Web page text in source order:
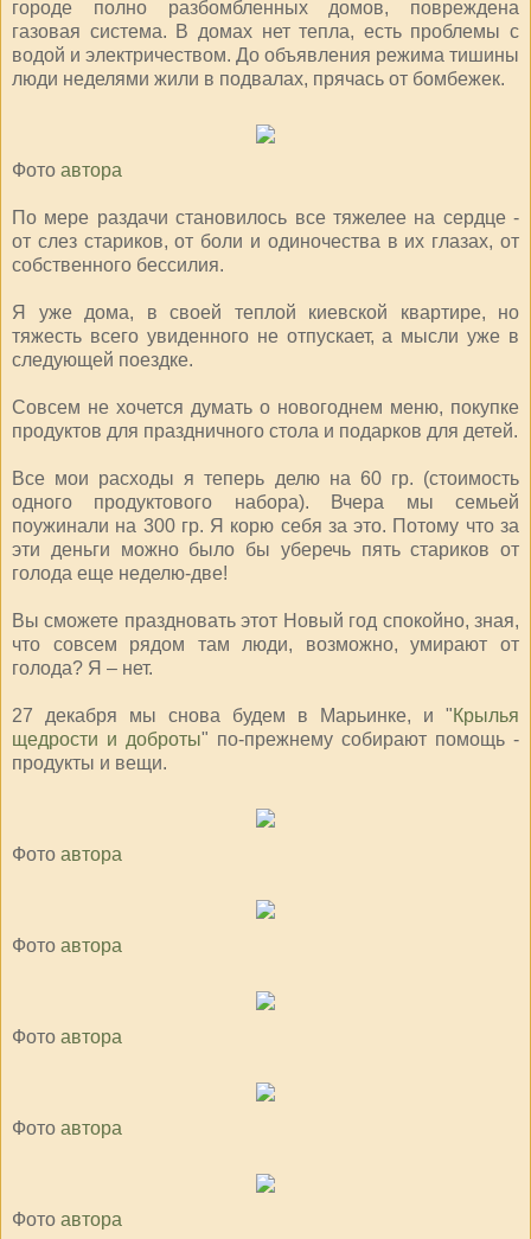
городе полно разбомбленных домов, повреждена
газовая система. В домах нет тепла, есть проблемы с
водой и электричеством. До объявления режима тишины
люди неделями жили в подвалах, прячась от бомбежек.
Фото автора
По мере раздачи становилось все тяжелее на сердце -
от слез стариков, от боли и одиночества в их глазах, от
собственного бессилия.
Я уже дома, в своей теплой киевской квартире, но
тяжесть всего увиденного не отпускает, а мысли уже в
следующей поездке.
Совсем не хочется думать о новогоднем меню, покупке
продуктов для праздничного стола и подарков для детей.
Все мои расходы я теперь делю на 60 гр. (стоимость
одного продуктового набора). Вчера мы семьей
поужинали на 300 гр. Я корю себя за это. Потому что за
эти деньги можно было бы уберечь пять стариков от
голода еще неделю-две!
Вы сможете праздновать этот Новый год спокойно, зная,
что совсем рядом там люди, возможно, умирают от
голода? Я – нет.
27 декабря мы снова будем в Марьинке, и "Крылья
щедрости и доброты" по-прежнему собирают помощь -
продукты и вещи.
Фото автора
Фото автора
Фото автора
Фото автора
Фото автора